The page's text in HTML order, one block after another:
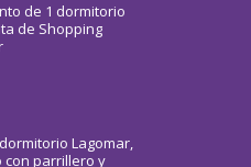
de 1 dormitorio
de Shopping
dormitorio Lagomar,
con parrillero y